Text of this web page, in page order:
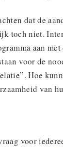
dat de
toch niet.
aan
voor de
Hoe
van
voor